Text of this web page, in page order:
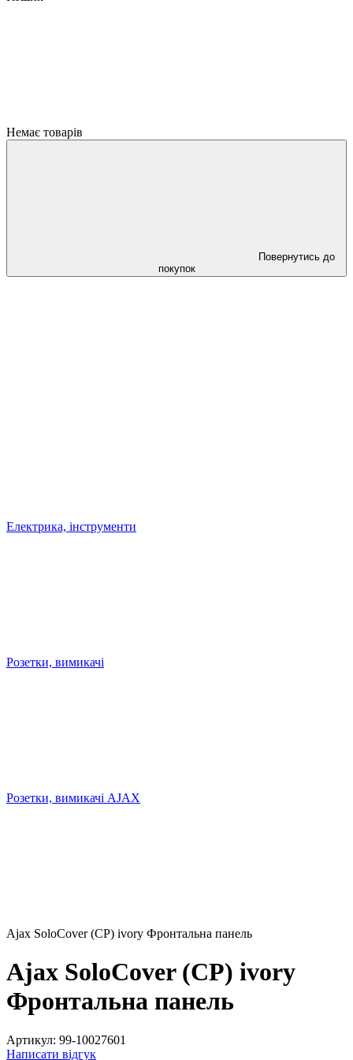
Немає товарів
Повернутись до
покупок
Електрика, інструменти
Розетки, вимикачі
Розетки, вимикачі AJAX
Ajax SoloCover (CP) ivory Фронтальна панель
Ajax SoloCover (CP) ivory
Фронтальна панель
Артикул: 99-10027601
Написати відгук